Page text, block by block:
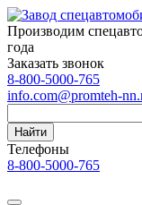
Производим
года
Заказать звонок
8-800-5000-765
info.com@promteh-
Найти
Телефоны
8-800-5000-765